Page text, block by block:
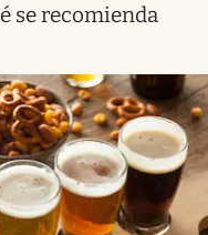
se recomienda